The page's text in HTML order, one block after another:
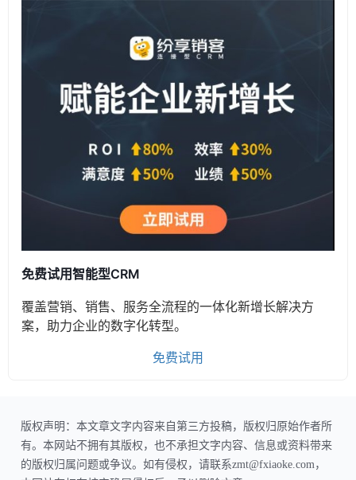
免费试用智能型CRM
覆盖营销、销售、服务全流程的一体化新增长解决方
案，助力企业的数字化转型。
免费试用
版权声明：本文章文字内容来自第三方投稿，版权归原始作者所
有。本网站不拥有其版权，也不承担文字内容、信息或资料带来
的版权归属问题或争议。如有侵权，请联系zmt@fxiaoke.com，